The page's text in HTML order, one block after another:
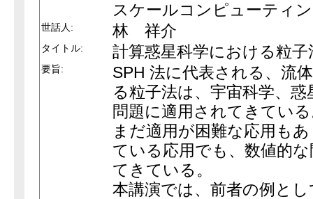
スケールコンピューティ
世話人: 林 祥介
タイトル: 計算惑星科学における粒子
要旨:
SPH 法に代表される、流
る粒子法は、宇宙科学、
問題に適用されてきてい
まだ適用が困難な応用も
ている応用でも、数値的
てきている。
本講演では、前者の例と